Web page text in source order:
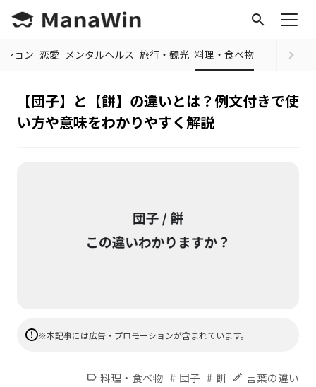
search
ション 恋愛 メンタルヘルス 旅行・観光 料理・食べ物
【団子】と【餅】の違いとは？例文付きで使
い方や意味をわかりやすく解説
※本記事には広告・プロモーションが含まれています。
label 料理・食べ物 # 団子 # 餅 edit 言葉の違い